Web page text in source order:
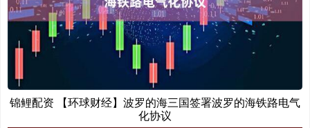
锦鲤配资 【环球财经】波罗的海三国签署波罗的海铁路电气
化协议